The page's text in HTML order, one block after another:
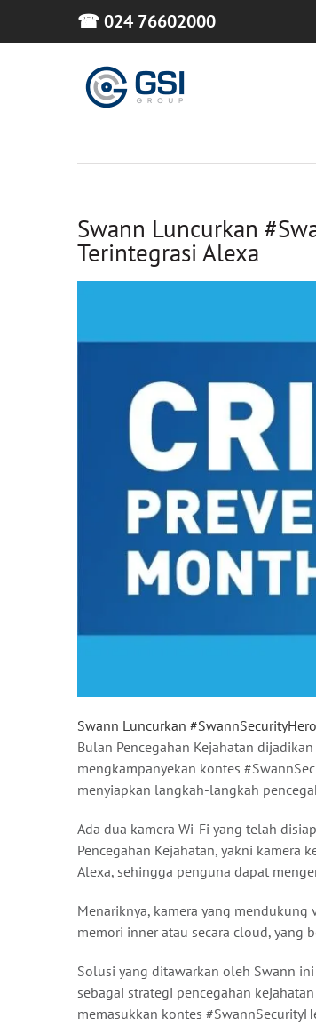
☎ 024 76602000
Swann Luncurkan
Terintegrasi Alexa
Swann Luncurkan
Bulan Pencegahan Kejahatan
mengkampanyekan kontes
menyiapkan langkah-langkah
Ada dua kamera Wi-Fi yang telah
Pencegahan Kejahatan, yakni kamera
Alexa, sehingga penguna dapat
Menariknya, kamera yang
memori inner atau secara cloud, yang
Solusi yang ditawarkan oleh Swann
sebagai strategi pencegahan
memasukkan kontes